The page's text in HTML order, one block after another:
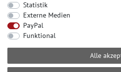
Mo.-Fr.: 10.00-
E-mail:
Statistik
Externe Medien
PayPal
Funktional
Alle